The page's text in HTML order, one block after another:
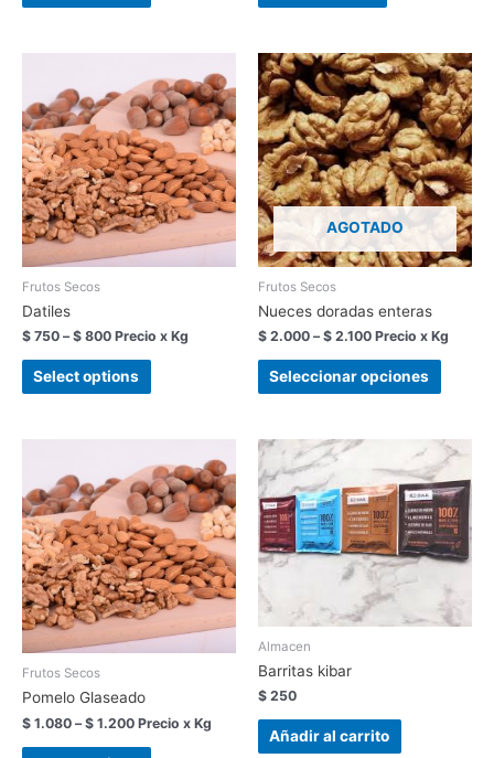
Frutos Secos
Datiles
$ 750 –$ 800 Precio x Kg
Select options
AGOTADO
Frutos Secos
Nueces doradas enteras
$ 2.000 –$ 2.100 Precio x Kg
Seleccionar opciones
Frutos Secos
Pomelo Glaseado
$ 1.080 –$ 1.200 Precio x Kg
Almacen
Barritas kibar
$ 250
Añadir al carrito